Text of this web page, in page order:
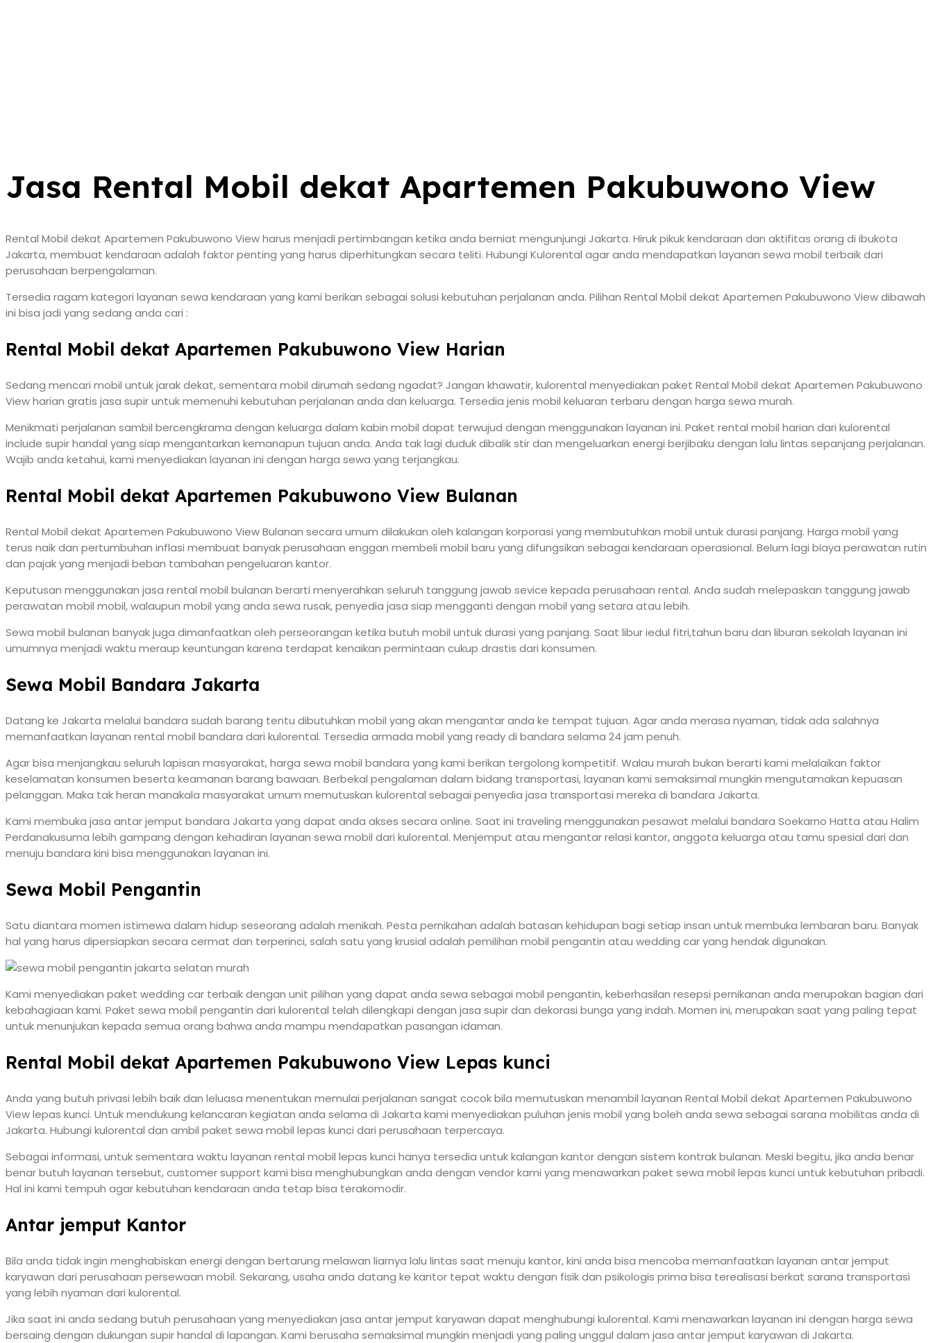
Jasa Rental Mobil dekat Apartemen Pakubuwono View
Rental Mobil dekat Apartemen Pakubuwono View harus menjadi pertimbangan ketika anda berniat mengunjungi Jakarta. Hiruk pikuk kendaraan dan aktifitas orang di ibukota
Jakarta, membuat kendaraan adalah faktor penting yang harus diperhitungkan secara teliti. Hubungi Kulorental agar anda mendapatkan layanan sewa mobil terbaik dari
perusahaan berpengalaman.
Tersedia ragam kategori layanan sewa kendaraan yang kami berikan sebagai solusi kebutuhan perjalanan anda. Pilihan Rental Mobil dekat Apartemen Pakubuwono View dibawah
ini bisa jadi yang sedang anda cari :
Rental Mobil dekat Apartemen Pakubuwono View Harian
Sedang mencari mobil untuk jarak dekat, sementara mobil dirumah sedang ngadat? Jangan khawatir, kulorental menyediakan paket Rental Mobil dekat Apartemen Pakubuwono
View harian gratis jasa supir untuk memenuhi kebutuhan perjalanan anda dan keluarga. Tersedia jenis mobil keluaran terbaru dengan harga sewa murah.
Menikmati perjalanan sambil bercengkrama dengan keluarga dalam kabin mobil dapat terwujud dengan menggunakan layanan ini. Paket rental mobil harian dari kulorental
include supir handal yang siap mengantarkan kemanapun tujuan anda. Anda tak lagi duduk dibalik stir dan mengeluarkan energi berjibaku dengan lalu lintas sepanjang perjalanan.
Wajib anda ketahui, kami menyediakan layanan ini dengan harga sewa yang terjangkau.
Rental Mobil dekat Apartemen Pakubuwono View Bulanan
Rental Mobil dekat Apartemen Pakubuwono View Bulanan secara umum dilakukan oleh kalangan korporasi yang membutuhkan mobil untuk durasi panjang. Harga mobil yang
terus naik dan pertumbuhan inflasi membuat banyak perusahaan enggan membeli mobil baru yang difungsikan sebagai kendaraan operasional. Belum lagi biaya perawatan rutin
dan pajak yang menjadi beban tambahan pengeluaran kantor.
Keputusan menggunakan jasa rental mobil bulanan berarti menyerahkan seluruh tanggung jawab sevice kepada perusahaan rental. Anda sudah melepaskan tanggung jawab
perawatan mobil mobil, walaupun mobil yang anda sewa rusak, penyedia jasa siap mengganti dengan mobil yang setara atau lebih.
Sewa mobil bulanan banyak juga dimanfaatkan oleh perseorangan ketika butuh mobil untuk durasi yang panjang. Saat libur iedul fitri,tahun baru dan liburan sekolah layanan ini
umumnya menjadi waktu meraup keuntungan karena terdapat kenaikan permintaan cukup drastis dari konsumen.
Sewa Mobil Bandara Jakarta
Datang ke Jakarta melalui bandara sudah barang tentu dibutuhkan mobil yang akan mengantar anda ke tempat tujuan. Agar anda merasa nyaman, tidak ada salahnya
memanfaatkan layanan rental mobil bandara dari kulorental. Tersedia armada mobil yang ready di bandara selama 24 jam penuh.
Agar bisa menjangkau seluruh lapisan masyarakat, harga sewa mobil bandara yang kami berikan tergolong kompetitif. Walau murah bukan berarti kami melalaikan faktor
keselamatan konsumen beserta keamanan barang bawaan. Berbekal pengalaman dalam bidang transportasi, layanan kami semaksimal mungkin mengutamakan kepuasan
pelanggan. Maka tak heran manakala masyarakat umum memutuskan kulorental sebagai penyedia jasa transportasi mereka di bandara Jakarta.
Kami membuka jasa antar jemput bandara Jakarta yang dapat anda akses secara online. Saat ini traveling menggunakan pesawat melalui bandara Soekarno Hatta atau Halim
Perdanakusuma lebih gampang dengan kehadiran layanan sewa mobil dari kulorental. Menjemput atau mengantar relasi kantor, anggota keluarga atau tamu spesial dari dan
menuju bandara kini bisa menggunakan layanan ini.
Sewa Mobil Pengantin
Satu diantara momen istimewa dalam hidup seseorang adalah menikah. Pesta pernikahan adalah batasan kehidupan bagi setiap insan untuk membuka lembaran baru. Banyak
hal yang harus dipersiapkan secara cermat dan terperinci, salah satu yang krusial adalah pemilihan mobil pengantin atau wedding car yang hendak digunakan.
Kami menyediakan paket wedding car terbaik dengan unit pilihan yang dapat anda sewa sebagai mobil pengantin, keberhasilan resepsi pernikanan anda merupakan bagian dari
kebahagiaan kami. Paket sewa mobil pengantin dari kulorental telah dilengkapi dengan jasa supir dan dekorasi bunga yang indah. Momen ini, merupakan saat yang paling tepat
untuk menunjukan kepada semua orang bahwa anda mampu mendapatkan pasangan idaman.
Rental Mobil dekat Apartemen Pakubuwono View Lepas kunci
Anda yang butuh privasi lebih baik dan leluasa menentukan memulai perjalanan sangat cocok bila memutuskan menambil layanan Rental Mobil dekat Apartemen Pakubuwono
View lepas kunci. Untuk mendukung kelancaran kegiatan anda selama di Jakarta kami menyediakan puluhan jenis mobil yang boleh anda sewa sebagai sarana mobilitas anda di
Jakarta. Hubungi kulorental dan ambil paket sewa mobil lepas kunci dari perusahaan terpercaya.
Sebagai informasi, untuk sementara waktu layanan rental mobil lepas kunci hanya tersedia untuk kalangan kantor dengan sistem kontrak bulanan. Meski begitu, jika anda benar
benar butuh layanan tersebut, customer support kami bisa menghubungkan anda dengan vendor kami yang menawarkan paket sewa mobil lepas kunci untuk kebutuhan pribadi.
Hal ini kami tempuh agar kebutuhan kendaraan anda tetap bisa terakomodir.
Antar jemput Kantor
Bila anda tidak ingin menghabiskan energi dengan bertarung melawan liarnya lalu lintas saat menuju kantor, kini anda bisa mencoba memanfaatkan layanan antar jemput
karyawan dari perusahaan persewaan mobil. Sekarang, usaha anda datang ke kantor tepat waktu dengan fisik dan psikologis prima bisa terealisasi berkat sarana transportasi
yang lebih nyaman dari kulorental.
Jika saat ini anda sedang butuh perusahaan yang menyediakan jasa antar jemput karyawan dapat menghubungi kulorental. Kami menawarkan layanan ini dengan harga sewa
bersaing dengan dukungan supir handal di lapangan. Kami berusaha semaksimal mungkin menjadi yang paling unggul dalam jasa antar jemput karyawan di Jakarta.